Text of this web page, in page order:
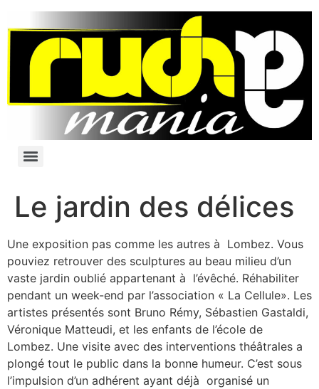
Le jardin des délices
Une exposition pas comme les autres à Lombez. Vous
pouviez retrouver des sculptures au beau milieu d’un
vaste jardin oublié appartenant à l’évêché. Réhabiliter
pendant un week-end par l’association « La Cellule». Les
artistes présentés sont Bruno Rémy, Sébastien Gastaldi,
Véronique Matteudi, et les enfants de l’école de
Lombez. Une visite avec des interventions théâtrales a
plongé tout le public dans la bonne humeur. C’est sous
l’impulsion d’un adhérent ayant déjà organisé un